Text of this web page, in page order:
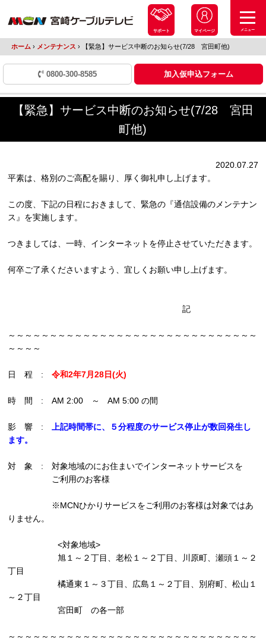
サポート マイページ メニュー
ホーム › メンテナンス ›【緊急】サービス中断のお知らせ(7/28 宮田町他)
0800-300-8585 加入仮申込フォーム
【緊急】サービス中断のお知らせ(7/28 宮田
町他)
2020.07.27
平素は、格別のご高配を賜り、厚く御礼申し上げます。
この度、下記の日程におきまして、緊急の『通信設備のメンテナン
ス』を実施します。
つきましては、一時、インターネットを停止させていただきます。
何卒ご了承くださいますよう、宜しくお願い申し上げます。
記
～～～～～～～～～～～～～～～～～～～～～～～～～～～～～～
～～～～
日 程 :令和2年7月28日(火)
時 間 : AM 2:00 ～ AM 5:00 の間
影 響 :上記時間帯に、５分程度のサービス停止が数回発生し
ます。
対 象 : 対象地域のにお住まいでインターネットサービスを
ご利用のお客様
※MCNひかりサービスをご利用のお客様は対象ではあ
りません。
<対象地域>
旭１～２丁目、老松１～２丁目、川原町、瀬頭１～２
丁目
橘通東１～３丁目、広島１～２丁目、別府町、松山１
～２丁目
宮田町 の各一部
～～～～～～～～～～～～～～～～～～～～～～～～～～～～～～